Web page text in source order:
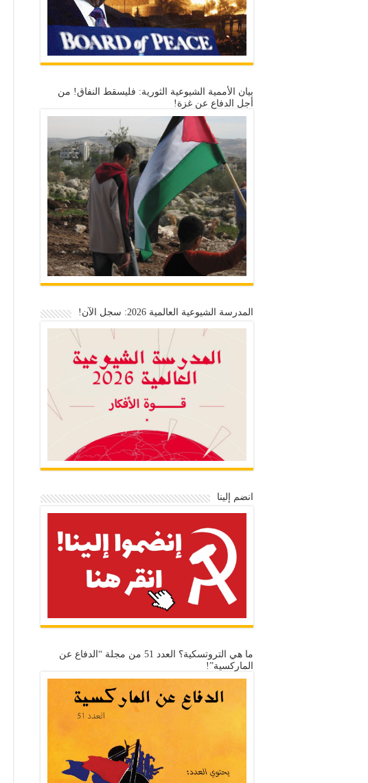
بيان الأممية الشيوعية الثورية: فليسقط النفاق! من
أجل الدفاع عن غزة!
المدرسة الشيوعية العالمية 2026: سجل الآن!
انضم إلينا
ما هي التروتسكية؟ العدد 51 من مجلة “الدفاع عن
الماركسية”!